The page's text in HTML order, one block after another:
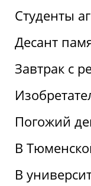
Студенты
Десант
Завтрак с
Погожий
В
В